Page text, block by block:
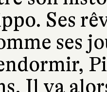
Ses
ses
Il va